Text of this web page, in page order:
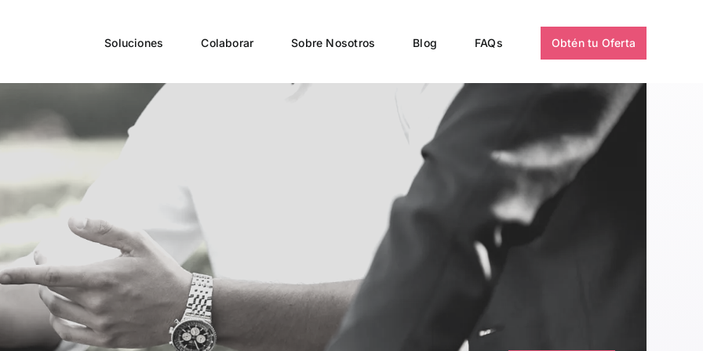
Soluciones Colaborar Sobre Nosotros Blog FAQs Obtén tu Oferta